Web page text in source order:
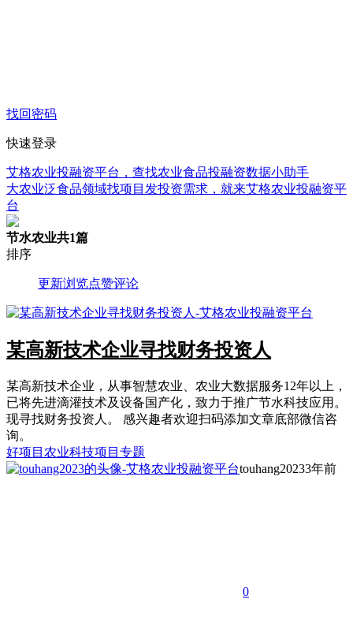
找回密码
快速登录
艾格农业投融资平台，查找农业食品投融资数据小助手
大农业泛食品领域找项目发投资需求，就来艾格农业投融资平
台
节水农业共1篇
排序
更新浏览点赞评论
某高新技术企业寻找财务投资人
某高新技术企业，从事智慧农业、农业大数据服务12年以上，
已将先进滴灌技术及设备国产化，致力于推广节水科技应用。
现寻找财务投资人。 感兴趣者欢迎扫码添加文章底部微信咨
询。
好项目 农业科技项目专题
touhang20233年前
0